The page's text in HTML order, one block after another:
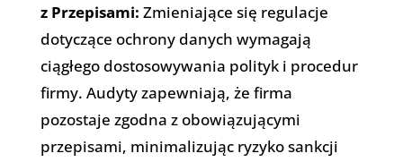
z Przepisami: Zmieniające się regulacje
dotyczące ochrony danych wymagają
ciągłego dostosowywania polityk i procedur
firmy. Audyty zapewniają, że firma
pozostaje zgodna z obowiązującymi
przepisami, minimalizując ryzyko sankcji